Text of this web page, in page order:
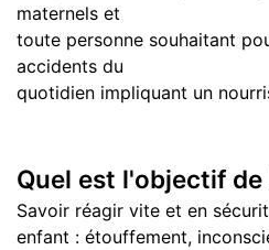
maternels et
toute personne souhaitant
accidents du
quotidien impliquant un
Quel est l'objectif
Savoir réagir vite et en
enfant : étouffement,